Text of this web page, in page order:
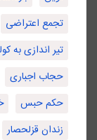
تجمع اعتراضی
تیر اندازی به
حجاب اجباری
حکم حبس
زندان قزلحصار